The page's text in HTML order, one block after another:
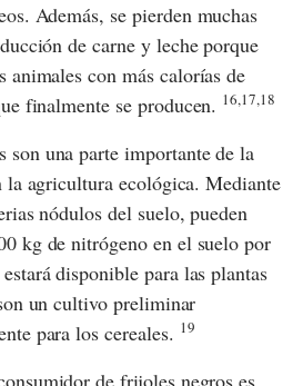
Además, se pierden muchas
de carne y leche porque
animales con más calorías de
finalmente se producen. 16,17,18
son una parte importante de la
agricultura ecológica. Mediante
nódulos del suelo, pueden
kg de nitrógeno en el suelo por
disponible para las plantas
un cultivo preliminar
para los cereales. 19